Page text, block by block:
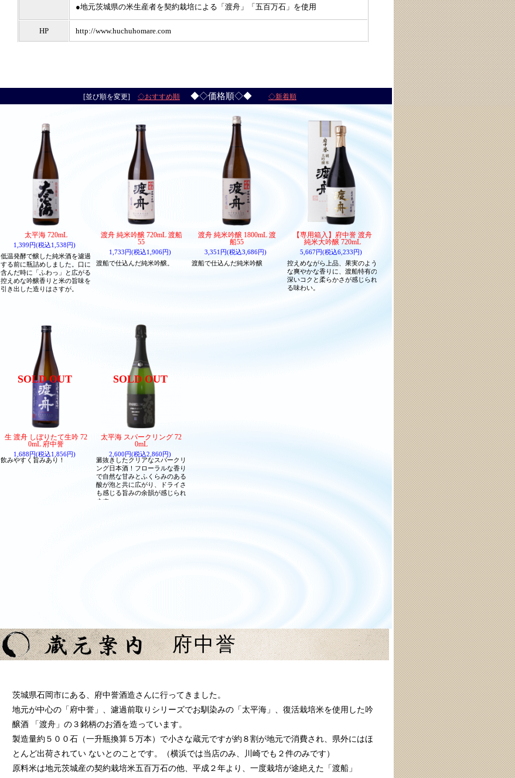
●地元茨城県の米生産者を契約栽培による「渡舟」「五百万石」を使用
HP http://www.huchuhomare.com
[並び順を変更] ◇おすすめ順 ◆◇価格順◇◆ ◇新着順
太平海 720mL
1,399円(税込1,538円)
低温発酵で醸した純米酒を濾過
する前に瓶詰めしました。口に
含んだ時に「ふわっ」と広がる
控えめな吟醸香りと米の旨味を
引き出した造りはさすが。
渡舟 純米吟醸 720mL 渡船
55
1,733円(税込1,906円)
渡船で仕込んだ純米吟醸。
渡舟 純米吟醸 1800mL 渡
船55
3,351円(税込3,686円)
渡船で仕込んだ純米吟醸
【専用箱入】府中誉 渡舟
純米大吟醸 720mL
5,667円(税込6,233円)
控えめながら上品、果実のよう
な爽やかな香りに、渡船特有の
深いコクと柔らかさが感じられ
る味わい。
生 渡舟 しぼりたて生吟 72
0mL 府中誉
1,688円(税込1,856円)
SOLD OUT
飲みやすく旨みあり！
太平海 スパークリング 72
0mL
2,600円(税込2,860円)
SOLD OUT
澱抜きしたクリアなスパークリ
ング日本酒！フローラルな香り
で自然な甘みとふくらみのある
酸が泡と共に広がり、ドライさ
も感じる旨みの余韻が感じられ
ます。
府中誉
報
茨城県石岡市にある、府中誉酒造さんに行ってきました。
地元が中心の「府中誉」、濾過前取りシリーズでお馴染みの「太平海」、復活栽培米を使用した吟
醸酒 「渡舟」の３銘柄のお酒を造っています。
製造量約５００石（一升瓶換算５万本）で小さな蔵元ですが約８割が地元で消費され、県外にはほ
とんど出荷されてい ないとのことです。（横浜では当店のみ、川崎でも２件のみです）
原料米は地元茨城産の契約栽培米五百万石の他、平成２年より、一度栽培が途絶えた「渡船」